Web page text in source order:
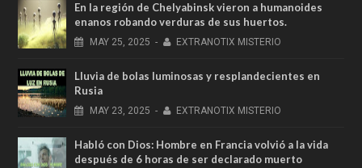
En la región de Chelyabinsk vieron a humanoides
enanos robando verduras de sus huertos.
MAY 25, 2025 - EXTRANOTIX MISTERIO
Lluvia de bolas luminosas y resplandecientes en
Rusia
MAY 23, 2025 - EXTRANOTIX MISTERIO
Habló con Dios: Hombre en Francia volvió a la vida
después de 6 horas de ser declarado muerto